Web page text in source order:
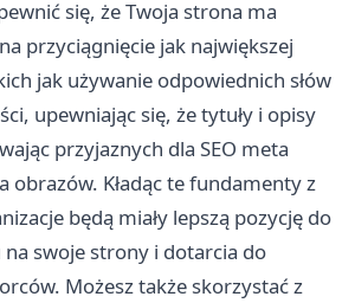
się, że Twoja strona ma
przyciągnięcie jak największej
jak używanie odpowiednich słów
upewniając się, że tytuły i opisy
przyjaznych dla SEO meta
obrazów. Kładąc te fundamenty z
będą miały lepszą pozycję do
swoje strony i dotarcia do
Możesz także skorzystać z